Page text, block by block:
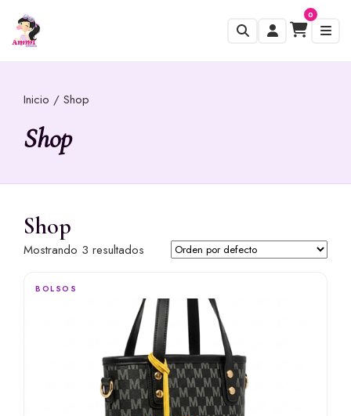
0
Inicio / Shop
Shop
Shop
Mostrando 3 resultados
BOLSOS